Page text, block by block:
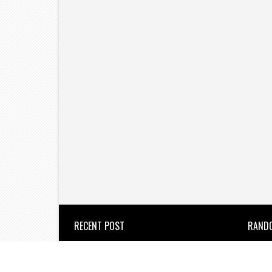
RECENT POST